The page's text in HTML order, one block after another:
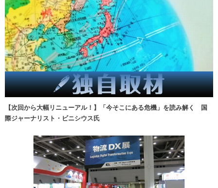
【次回から大幅リニューアル！】「今そこにある危機」を読み解く 国
際ジャーナリスト・ビニシウス氏